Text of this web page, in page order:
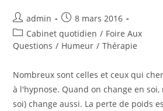
Auteur/autrice
de
la
admin
Publication
publiée :
8 mars 2016
Post
category:
Cabinet quotidien / Foire Aux
Questions / Humeur / Thérapie
Nombreux sont celles et ceux qui
à l'hypnose. Quand on change en
soi) change aussi. La perte de poids